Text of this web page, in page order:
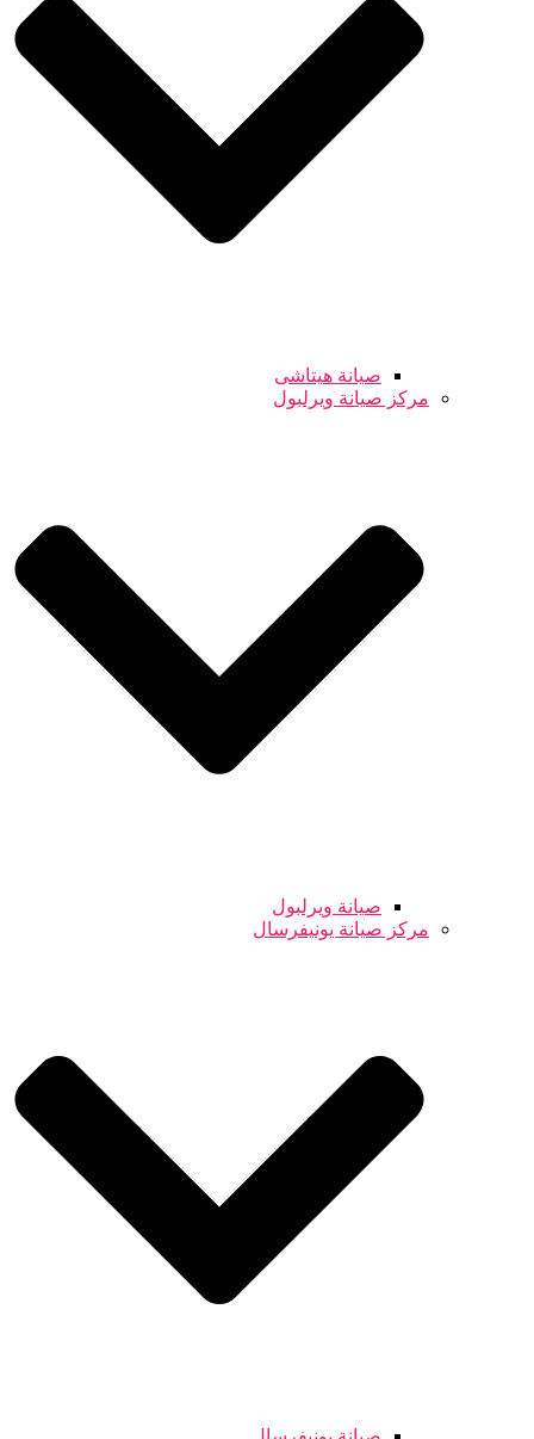
صيانة هيتاشى
مركز صيانة ويرلبول
صيانة ويرلبول
مركز صيانة يونيفرسال